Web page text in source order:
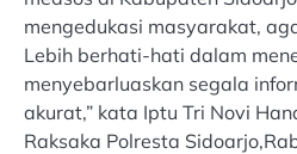
mengedukasi masyarakat,
Lebih berhati-hati dalam
menyebarluaskan segala
akurat,” kata Iptu Tri Novi
Raksaka Polresta